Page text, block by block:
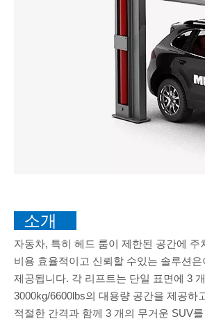
소개
자동차, 특히 헤드 룸이 제한된 공간에 주
비용 효율적이고 신뢰할 수있는 솔루션
제공됩니다. 각 리프트는 단일 표면에 3
3000kg/6600lbs의 대용량 공간을 제공하
적절한 간격과 함께 3 개의 무거운 SUV